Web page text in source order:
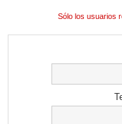
Sólo los usuarios